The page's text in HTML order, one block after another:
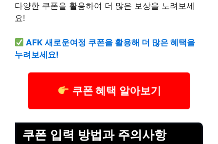
다양한 쿠폰을 활용하여 더 많은 보상을 노려보세
요!
AFK 새로운여정 쿠폰을 활용해 더 많은 혜택을
누려보세요!
쿠폰 혜택 알아보기
쿠폰 입력 방법과 주의사항